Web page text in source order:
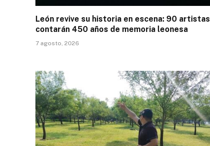
León revive su historia en escena: 90 artistas
contarán 450 años de memoria leonesa
7 agosto, 2026